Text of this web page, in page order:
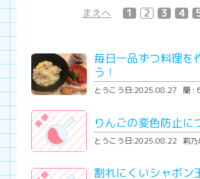
まえへ 1 2 3 4
毎日一品ずつ料理を
う！
とうこう日:2025.08.27 蘭 :
りんごの変色防止に
とうこう日:2025.08.22 莉
割れにくいシャボン